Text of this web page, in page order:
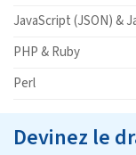
JavaScript (JSON) &
PHP & Ruby
Perl
Devinez le